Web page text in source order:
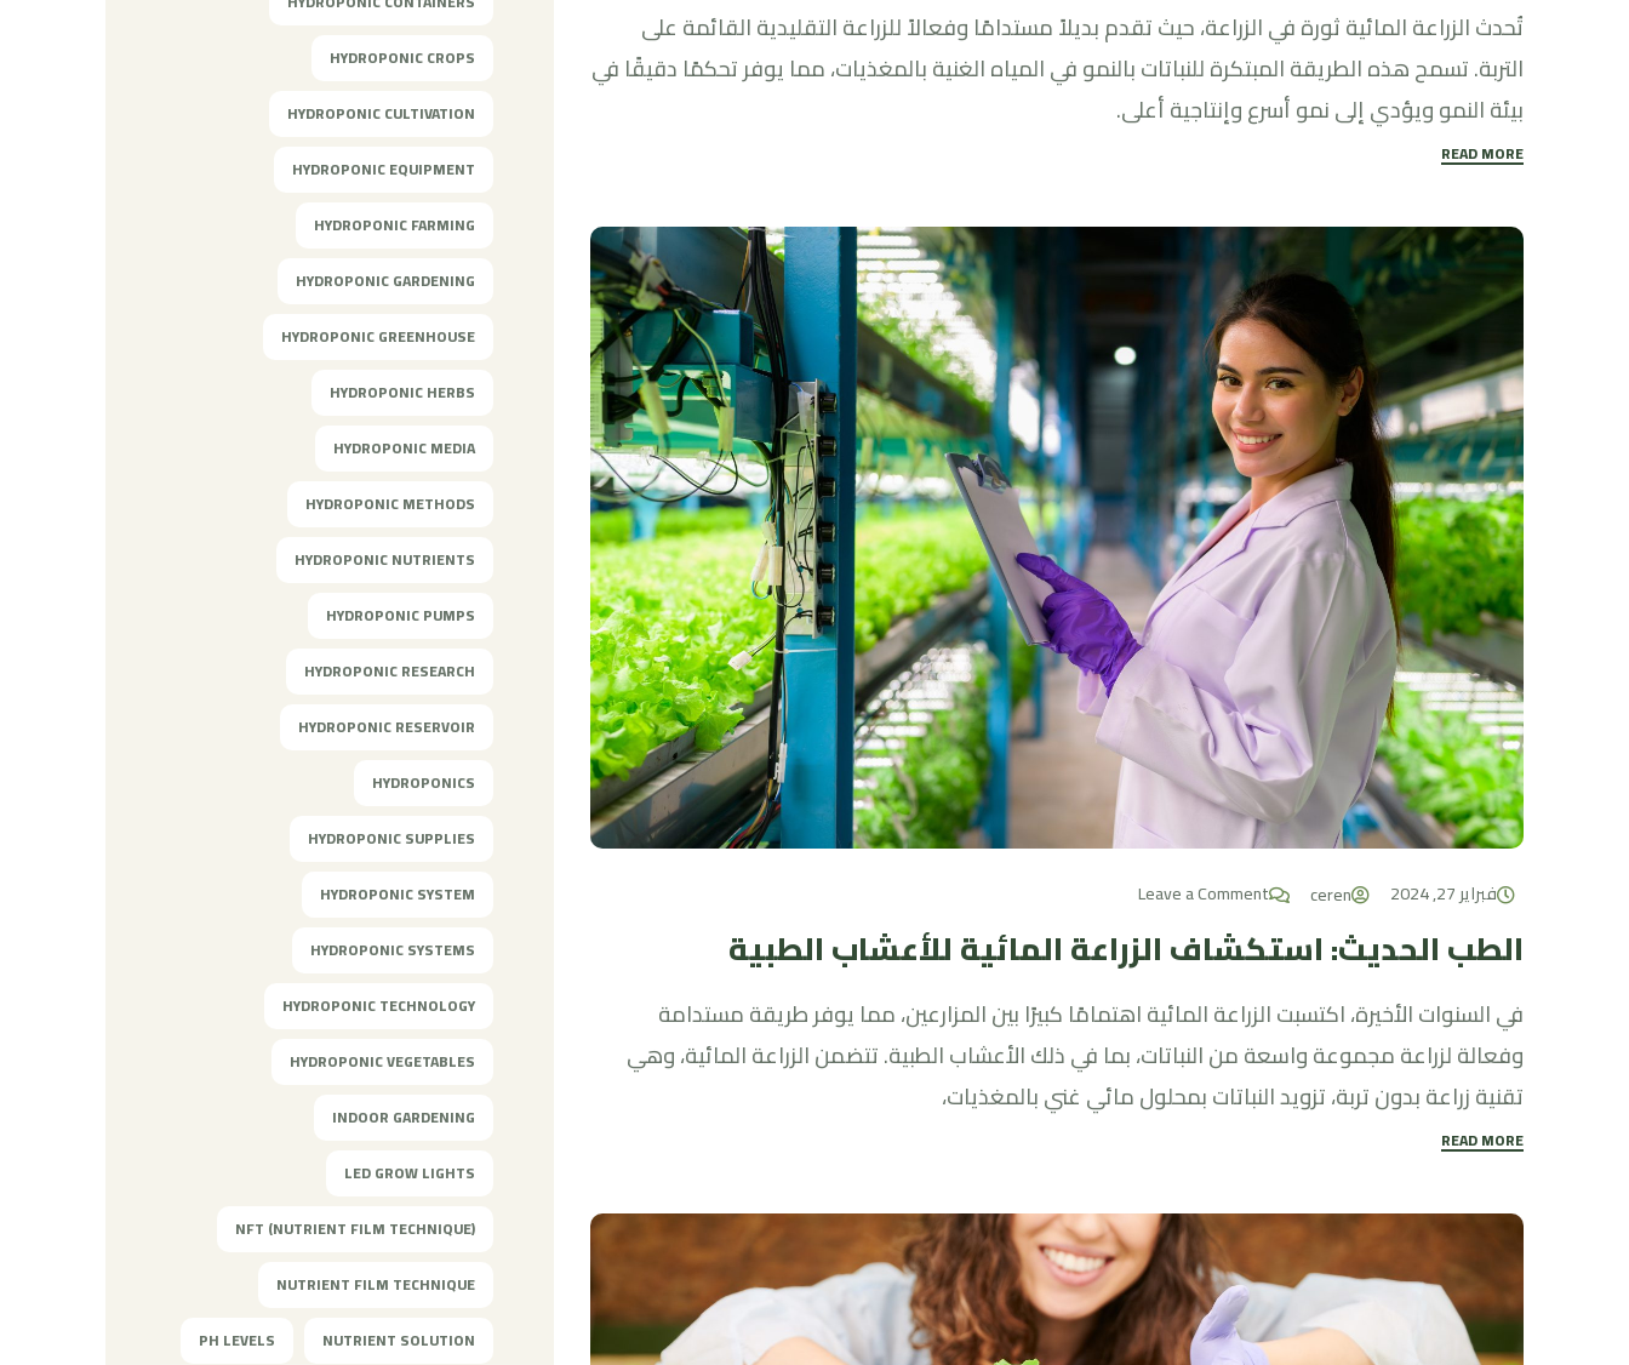
تُحدث الزراعة المائية ثورة في الزراعة، حيث تقدم بديلاً مستدامًا وفعالاً للزراعة التقليدية القائمة على
التربة. تسمح هذه الطريقة المبتكرة للنباتات بالنمو في المياه الغنية بالمغذيات، مما يوفر تحكمًا دقيقًا في
بيئة النمو ويؤدي إلى نمو أسرع وإنتاجية أعلى.
READ MORE
فبراير 27, 2024 ceren
Leave a Comment
الطب الحديث: استكشاف الزراعة المائية للأعشاب الطبية
في السنوات الأخيرة، اكتسبت الزراعة المائية اهتمامًا كبيرًا بين المزارعين، مما يوفر طريقة مستدامة
وفعالة لزراعة مجموعة واسعة من النباتات، بما في ذلك الأعشاب الطبية. تتضمن الزراعة المائية، وهي
تقنية زراعة بدون تربة، تزويد النباتات بمحلول مائي غني بالمغذيات،
READ MORE
HYDROPONIC CROPS
HYDROPONIC CULTIVATION
HYDROPONIC EQUIPMENT
HYDROPONIC FARMING
HYDROPONIC GARDENING
HYDROPONIC GREENHOUSE
HYDROPONIC HERBS
HYDROPONIC MEDIA
HYDROPONIC METHODS
HYDROPONIC NUTRIENTS
HYDROPONIC PUMPS
HYDROPONIC RESEARCH
HYDROPONIC RESERVOIR
HYDROPONICS
HYDROPONIC SUPPLIES
HYDROPONIC SYSTEM
HYDROPONIC SYSTEMS
HYDROPONIC TECHNOLOGY
HYDROPONIC VEGETABLES
INDOOR GARDENING
LED GROW LIGHTS
NFT (NUTRIENT FILM TECHNIQUE)
NUTRIENT FILM TECHNIQUE
NUTRIENT SOLUTION
PH LEVELS